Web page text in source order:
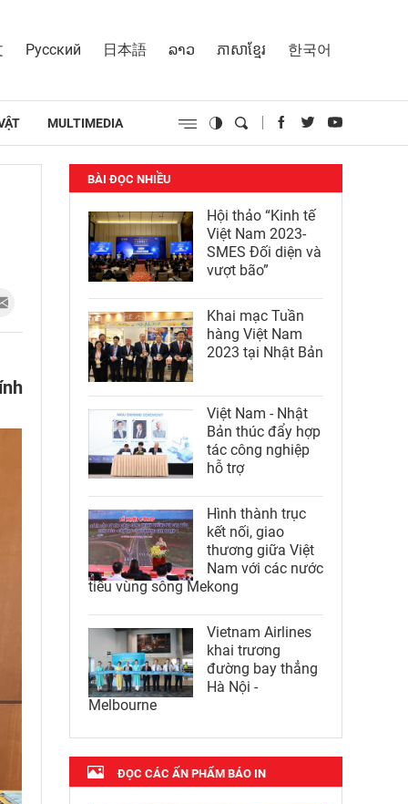
Русский 日本語 ລາວ ភាសាខ្មែរ 한국어
MULTIMEDIA
BÀI ĐỌC NHIỀU
Hội thảo “Kinh tế
Việt Nam 2023-
SMES Đối diện và
vượt bão”
Khai mạc Tuần
hàng Việt Nam
2023 tại Nhật Bản
Việt Nam - Nhật
Bản thúc đẩy hợp
tác công nghiệp
hỗ trợ
Hình thành trục
kết nối, giao
thương giữa Việt
Nam với các nước
tiểu vùng sông Mekong
Vietnam Airlines
khai trương
đường bay thẳng
Hà Nội -
Melbourne
ĐỌC CÁC ẤN PHẨM BÁO IN